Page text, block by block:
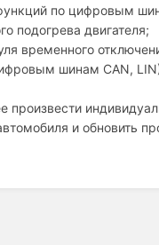
по цифровым
подогрева двигателя;
временного
шинам CAN,
произвести
и обновить